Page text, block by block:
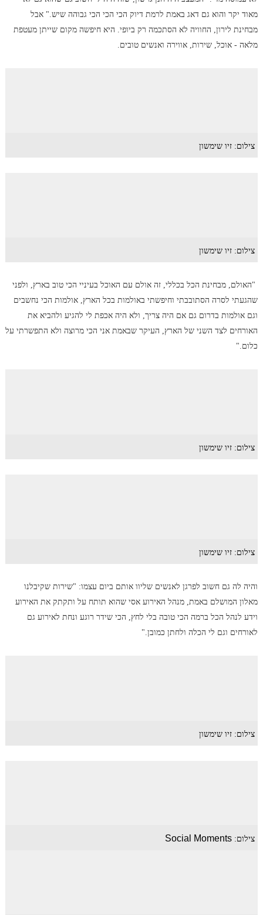
מאוד יקר והוא גם דאג באמת לרמת דיוק הכי הכי הכי גבוהה שיש." אבל
מבחינת לירון, החוויה לא הסתכמה רק ביופי. היא חיפשה מקום שייתן מעטפת
מלאה - אוכל, שירות, אווירה ואנשים טובים.
צילום: זיו שימשון
צילום: זיו שימשון
"האולם, מבחינת הכל בכללי, זה אולם עם האוכל בעיניי הכי טוב בארץ, ולפני
שהגעתי לסרה הסתובבתי וחיפשתי באולמות בכל הארץ, אולמות הכי נחשבים
וגם אולמות בדרום גם אם היה צריך, ולא היה אכפת לי להגיע ולהביא את
האורחים לצד השני של הארץ, העיקר שבאמת אני הכי מרוצה ולא התפשרתי על
כלום."
צילום: זיו שימשון
צילום: זיו שימשון
והיה לה גם חשוב לפרגן לאנשים שליוו אותם ביום עצמו: "שירות שקיבלנו
מאלון המושלם באמת, מנהל האירוע אסי שהוא תותח על ותקתק את האירוע
וידע לנהל הכל ברמה הכי טובה בלי לחץ, הכי שידר רוגע ונחת לאירוע גם
לאורחים וגם לי הכלה ולחתן כמובן."
צילום: זיו שימשון
צילום: Social Moments